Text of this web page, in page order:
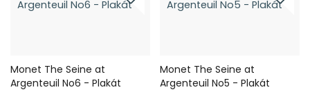
Monet The Seine at
Argenteuil No6 - Plakát
Monet The Seine at
Argenteuil No5 - Plakát